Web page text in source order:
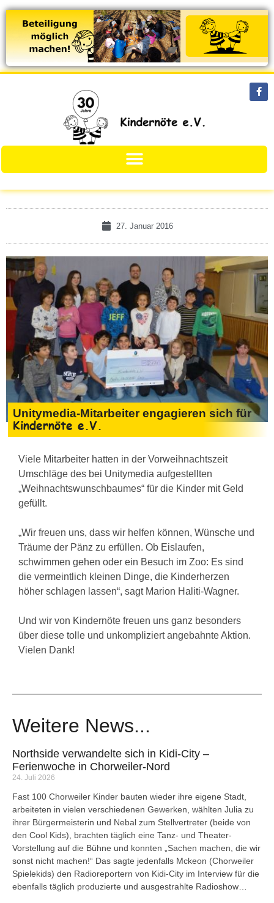
27. Januar 2016
Unitymedia-Mitarbeiter engagieren sich für
Kindernöte e.V.
Viele Mitarbeiter hatten in der Vorweihnachtszeit
Umschläge des bei Unitymedia aufgestellten
„Weihnachtswunschbaumes“ für die Kinder mit Geld
gefüllt.
„Wir freuen uns, dass wir helfen können, Wünsche und
Träume der Pänz zu erfüllen. Ob Eislaufen,
schwimmen gehen oder ein Besuch im Zoo: Es sind
die vermeintlich kleinen Dinge, die Kinderherzen
höher schlagen lassen“, sagt Marion Haliti-Wagner.
Und wir von Kindernöte freuen uns ganz besonders
über diese tolle und unkompliziert angebahnte Aktion.
Vielen Dank!
Weitere News...
Northside verwandelte sich in Kidi-City –
Ferienwoche in Chorweiler-Nord
24. Juli 2026
Fast 100 Chorweiler Kinder bauten wieder ihre eigene Stadt,
arbeiteten in vielen verschiedenen Gewerken, wählten Julia zu
ihrer Bürgermeisterin und Nebal zum Stellvertreter (beide von
den Cool Kids), brachten täglich eine Tanz- und Theater-
Vorstellung auf die Bühne und konnten „Sachen machen, die wir
sonst nicht machen!“ Das sagte jedenfalls Mckeon (Chorweiler
Spielekids) den Radioreportern von Kidi-City im Interview für die
ebenfalls täglich produzierte und ausgestrahlte Radioshow…